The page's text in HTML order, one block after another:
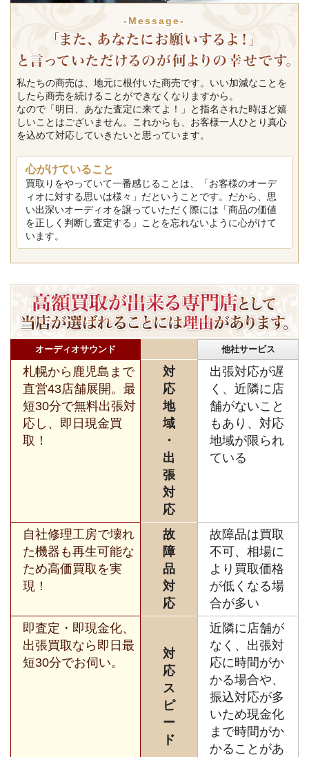
-Message-
私たちの商売は、地元に根付いた商売です。いい加減なことを
したら商売を続けることができなくなりますから。
なので「明日、あなた査定に来てよ！」と指名された時ほど嬉
しいことはございません。これからも、お客様一人ひとり真心
を込めて対応していきたいと思っています。
心がけていること
買取りをやっていて一番感じることは、「お客様のオーデ
ィオに対する思いは様々」だということです。だから、思
い出深いオーディオを譲っていただく際には「商品の価値
を正しく判断し査定する」ことを忘れないように心がけて
います。
オーディオサウンド 他社サービス
札幌から鹿児島まで
直営43店舗展開。最
短30分で無料出張対
応し、即日現金買
取！
対
応
地
域
・
出
張
対
応
出張対応が遅
く、近隣に店
舗がないこと
もあり、対応
地域が限られ
ている
自社修理工房で壊れ
た機器も再生可能な
ため高価買取を実
現！
故
障
品
対
応
故障品は買取
不可、相場に
より買取価格
が低くなる場
合が多い
即査定・即現金化、
出張買取なら即日最
短30分でお伺い。
対
応
ス
ピ
ー
ド
近隣に店舗が
なく、出張対
応に時間がか
かる場合や、
振込対応が多
いため現金化
まで時間がか
かることがあ